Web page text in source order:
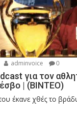
adminvoice 0
για τον
| (ΒΙΝΤΕΟ)
έκανε χθές το